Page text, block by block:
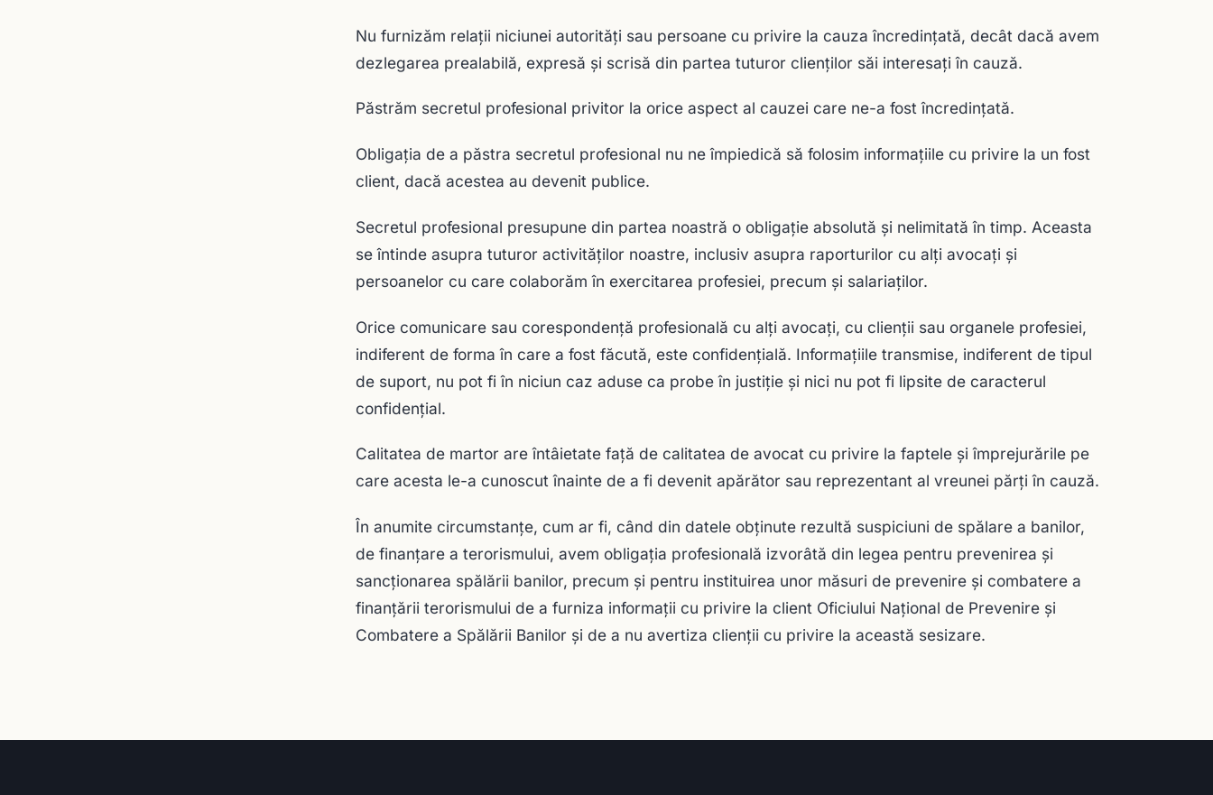
Nu furnizăm relaţii niciunei autorităţi sau persoane cu privire la cauza încredinţată, decât dacă avem
dezlegarea prealabilă, expresă şi scrisă din partea tuturor clienţilor săi interesaţi în cauză.
Păstrăm secretul profesional privitor la orice aspect al cauzei care ne-a fost încredinţată.
Obligaţia de a păstra secretul profesional nu ne împiedică să folosim informaţiile cu privire la un fost
client, dacă acestea au devenit publice.
Secretul profesional presupune din partea noastră o obligație absolută şi nelimitată în timp. Aceasta
se întinde asupra tuturor activităţilor noastre, inclusiv asupra raporturilor cu alţi avocaţi şi
persoanelor cu care colaborăm în exercitarea profesiei, precum şi salariaţilor.
Orice comunicare sau corespondenţă profesională cu alți avocaţi, cu clienții sau organele profesiei,
indiferent de forma în care a fost făcută, este confidenţială. Informațiile transmise, indiferent de tipul
de suport, nu pot fi în niciun caz aduse ca probe în justiţie şi nici nu pot fi lipsite de caracterul
confidenţial.
Calitatea de martor are întâietate faţă de calitatea de avocat cu privire la faptele şi împrejurările pe
care acesta le-a cunoscut înainte de a fi devenit apărător sau reprezentant al vreunei părţi în cauză.
În anumite circumstanțe, cum ar fi, când din datele obţinute rezultă suspiciuni de spălare a banilor,
de finanţare a terorismului, avem obligația profesională izvorâtă din legea pentru prevenirea şi
sancţionarea spălării banilor, precum şi pentru instituirea unor măsuri de prevenire şi combatere a
finanţării terorismului de a furniza informații cu privire la client Oficiului Naţional de Prevenire şi
Combatere a Spălării Banilor și de a nu avertiza clienţii cu privire la această sesizare.